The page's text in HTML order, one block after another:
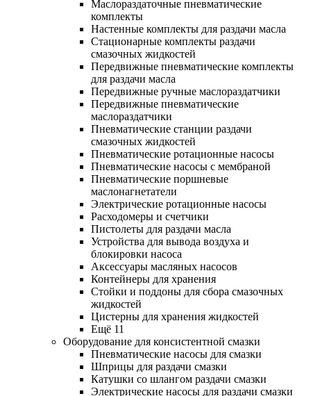
Маслораздаточные пневматические
комплекты
Настенные комплекты для раздачи масла
Стационарные комплекты раздачи
смазочных жидкостей
Передвижные пневматические комплекты
для раздачи масла
Передвижные ручные маслораздатчики
Передвижные пневматические
маслораздатчики
Пневматические станции раздачи
смазочных жидкостей
Пневматические ротационные насосы
Пневматические насосы с мембраной
Пневматические поршневые
маслонагнетатели
Электрические ротационные насосы
Расходомеры и счетчики
Пистолеты для раздачи масла
Устройства для вывода воздуха и
блокировки насоса
Аксессуары масляных насосов
Контейнеры для хранения
Стойки и поддоны для сбора смазочных
жидкостей
Цистерны для хранения жидкостей
Ещё 11
Оборудование для консистентной смазки
Пневматические насосы для смазки
Шприцы для раздачи смазки
Катушки со шлангом раздачи смазки
Электрические насосы для раздачи смазки